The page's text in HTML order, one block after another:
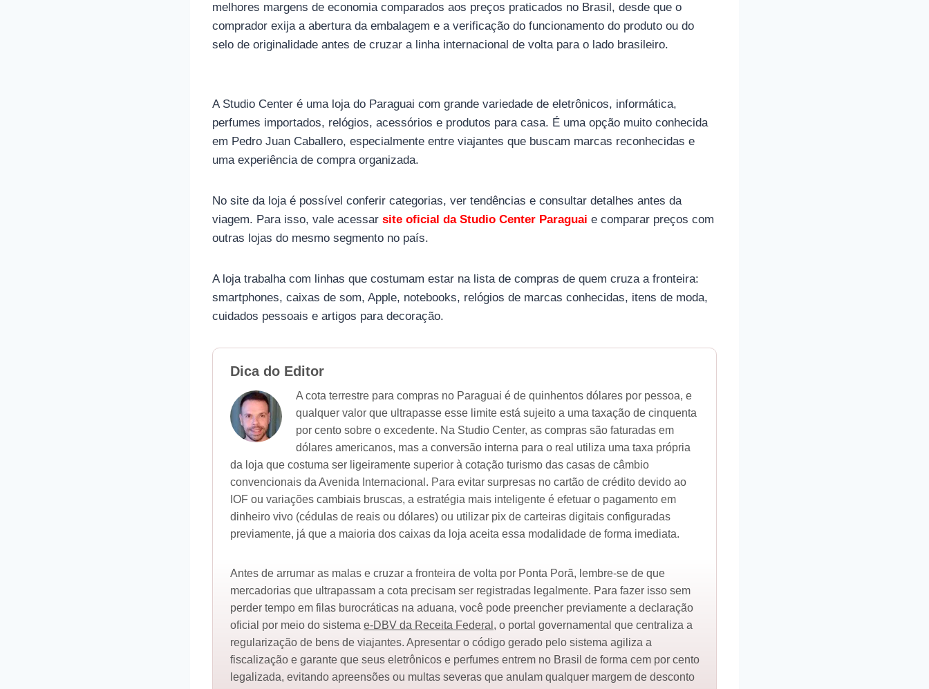
melhores margens de economia comparados aos preços praticados no Brasil, desde que o
comprador exija a abertura da embalagem e a verificação do funcionamento do produto ou do
selo de originalidade antes de cruzar a linha internacional de volta para o lado brasileiro.
A Studio Center é uma loja do Paraguai com grande variedade de eletrônicos, informática,
perfumes importados, relógios, acessórios e produtos para casa. É uma opção muito conhecida
em Pedro Juan Caballero, especialmente entre viajantes que buscam marcas reconhecidas e
uma experiência de compra organizada.
No site da loja é possível conferir categorias, ver tendências e consultar detalhes antes da
viagem. Para isso, vale acessar site oficial da Studio Center Paraguai e comparar preços com
outras lojas do mesmo segmento no país.
A loja trabalha com linhas que costumam estar na lista de compras de quem cruza a fronteira:
smartphones, caixas de som, Apple, notebooks, relógios de marcas conhecidas, itens de moda,
cuidados pessoais e artigos para decoração.
Dica do Editor
A cota terrestre para compras no Paraguai é de quinhentos dólares por pessoa, e
qualquer valor que ultrapasse esse limite está sujeito a uma taxação de cinquenta
por cento sobre o excedente. Na Studio Center, as compras são faturadas em
dólares americanos, mas a conversão interna para o real utiliza uma taxa própria
da loja que costuma ser ligeiramente superior à cotação turismo das casas de câmbio
convencionais da Avenida Internacional. Para evitar surpresas no cartão de crédito devido ao
IOF ou variações cambiais bruscas, a estratégia mais inteligente é efetuar o pagamento em
dinheiro vivo (cédulas de reais ou dólares) ou utilizar pix de carteiras digitais configuradas
previamente, já que a maioria dos caixas da loja aceita essa modalidade de forma imediata.
Antes de arrumar as malas e cruzar a fronteira de volta por Ponta Porã, lembre-se de que
mercadorias que ultrapassam a cota precisam ser registradas legalmente. Para fazer isso sem
perder tempo em filas burocráticas na aduana, você pode preencher previamente a declaração
oficial por meio do sistema e-DBV da Receita Federal , o portal governamental que centraliza a
regularização de bens de viajantes. Apresentar o código gerado pelo sistema agiliza a
fiscalização e garante que seus eletrônicos e perfumes entrem no Brasil de forma cem por cento
legalizada, evitando apreensões ou multas severas que anulam qualquer margem de desconto